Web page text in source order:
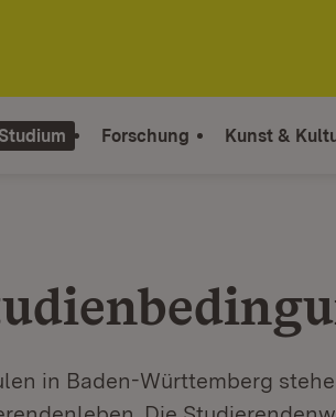
Forschung Kunst &
in Baden-Württemberg